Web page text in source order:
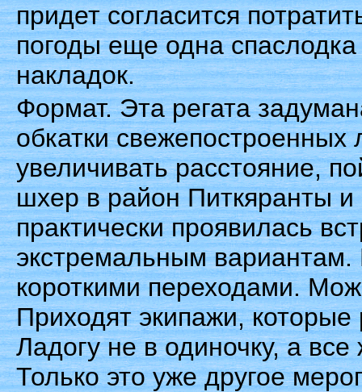
придет согласится
погоды еще одна
накладок.
Формат. Эта регата
обкатки
увеличивать расстояние,
шхер в район Питкяранты
практически проявилась
экстремальным
короткими переходами.
Приходят экипажи,
Ладогу не в одиночку, а
Только это уже другое